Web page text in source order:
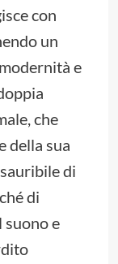
con
un
e
che
della sua
di
di
e